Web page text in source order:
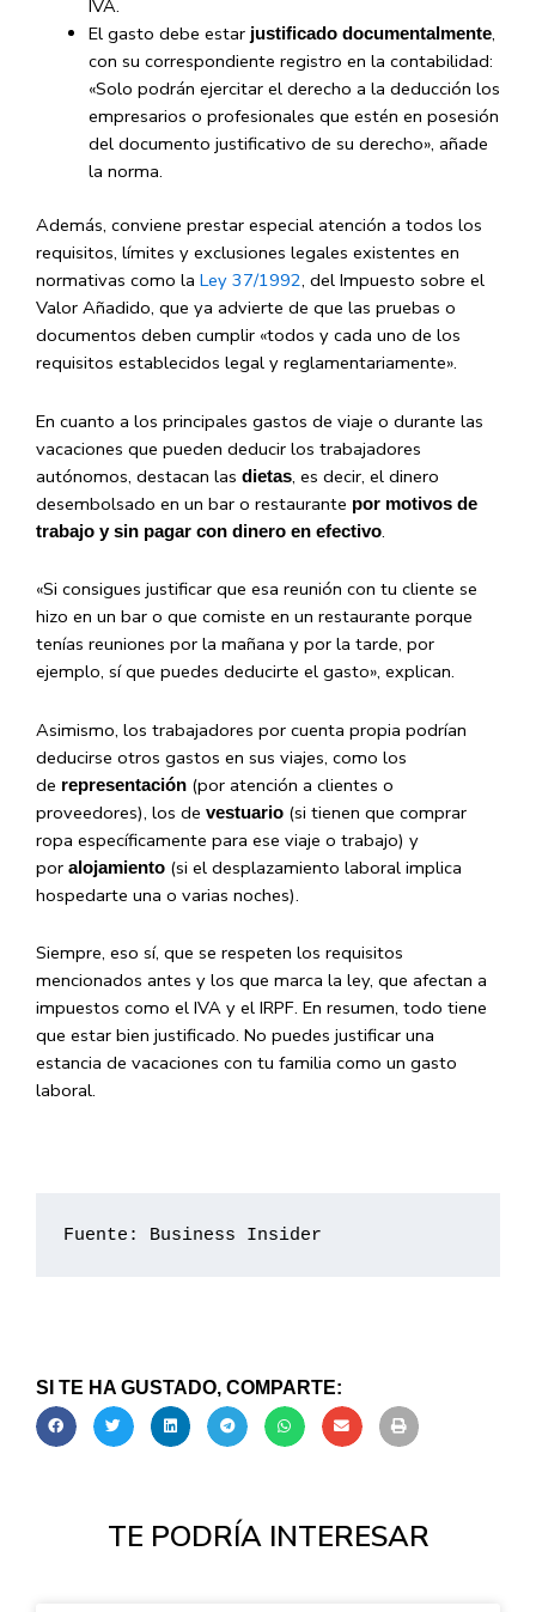
IVA.
El gasto debe estar justificado documentalmente,
con su correspondiente registro en la contabilidad:
«Solo podrán ejercitar el derecho a la deducción los
empresarios o profesionales que estén en posesión
del documento justificativo de su derecho», añade
la norma.
Además, conviene prestar especial atención a todos los
requisitos, límites y exclusiones legales existentes en
normativas como la Ley 37/1992, del Impuesto sobre el
Valor Añadido, que ya advierte de que las pruebas o
documentos deben cumplir «todos y cada uno de los
requisitos establecidos legal y reglamentariamente».
En cuanto a los principales gastos de viaje o durante las
vacaciones que pueden deducir los trabajadores
autónomos, destacan las dietas, es decir, el dinero
desembolsado en un bar o restaurante por motivos de
trabajo y sin pagar con dinero en efectivo.
«Si consigues justificar que esa reunión con tu cliente se
hizo en un bar o que comiste en un restaurante porque
tenías reuniones por la mañana y por la tarde, por
ejemplo, sí que puedes deducirte el gasto», explican.
Asimismo, los trabajadores por cuenta propia podrían
deducirse otros gastos en sus viajes, como los
de representación (por atención a clientes o
proveedores), los de vestuario (si tienen que comprar
ropa específicamente para ese viaje o trabajo) y
por alojamiento (si el desplazamiento laboral implica
hospedarte una o varias noches).
Siempre, eso sí, que se respeten los requisitos
mencionados antes y los que marca la ley, que afectan a
impuestos como el IVA y el IRPF. En resumen, todo tiene
que estar bien justificado. No puedes justificar una
estancia de vacaciones con tu familia como un gasto
laboral.
Fuente: Business Insider
SI TE HA GUSTADO, COMPARTE:
TE PODRÍA INTERESAR